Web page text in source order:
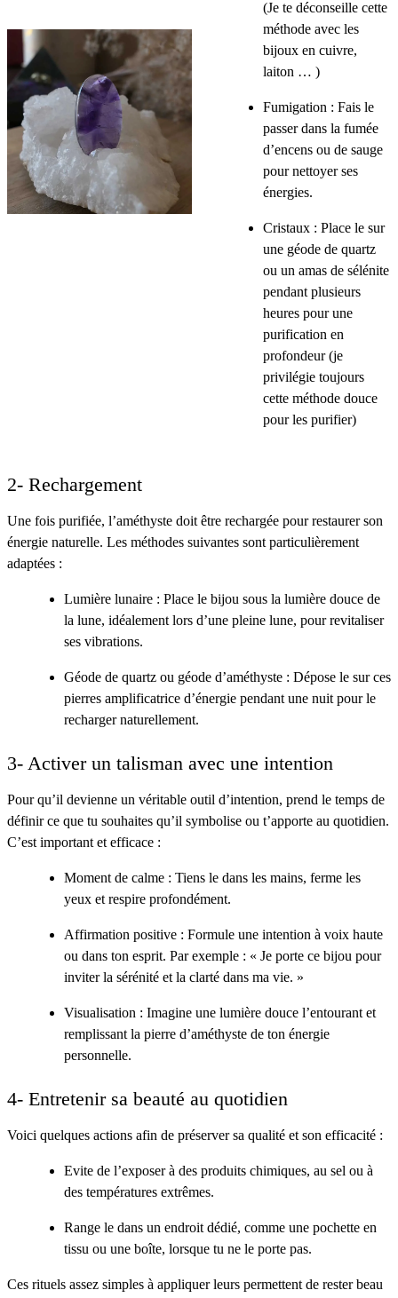
(Je te déconseille cette
méthode avec les
bijoux en cuivre,
laiton … )
Fumigation : Fais le
passer dans la fumée
d’encens ou de sauge
pour nettoyer ses
énergies.
Cristaux : Place le sur
une géode de quartz
ou un amas de sélénite
pendant plusieurs
heures pour une
purification en
profondeur (je
privilégie toujours
cette méthode douce
pour les purifier)
2- Rechargement
Une fois purifiée, l’améthyste doit être rechargée pour restaurer son
énergie naturelle. Les méthodes suivantes sont particulièrement
adaptées :
Lumière lunaire : Place le bijou sous la lumière douce de
la lune, idéalement lors d’une pleine lune, pour revitaliser
ses vibrations.
Géode de quartz ou géode d’améthyste : Dépose le sur ces
pierres amplificatrice d’énergie pendant une nuit pour le
recharger naturellement.
3- Activer un talisman avec une intention
Pour qu’il devienne un véritable outil d’intention, prend le temps de
définir ce que tu souhaites qu’il symbolise ou t’apporte au quotidien.
C’est important et efficace :
Moment de calme : Tiens le dans les mains, ferme les
yeux et respire profondément.
Affirmation positive : Formule une intention à voix haute
ou dans ton esprit. Par exemple : « Je porte ce bijou pour
inviter la sérénité et la clarté dans ma vie. »
Visualisation : Imagine une lumière douce l’entourant et
remplissant la pierre d’améthyste de ton énergie
personnelle.
4- Entretenir sa beauté au quotidien
Voici quelques actions afin de préserver sa qualité et son efficacité :
Evite de l’exposer à des produits chimiques, au sel ou à
des températures extrêmes.
Range le dans un endroit dédié, comme une pochette en
tissu ou une boîte, lorsque tu ne le porte pas.
Ces rituels assez simples à appliquer leurs permettent de rester beau